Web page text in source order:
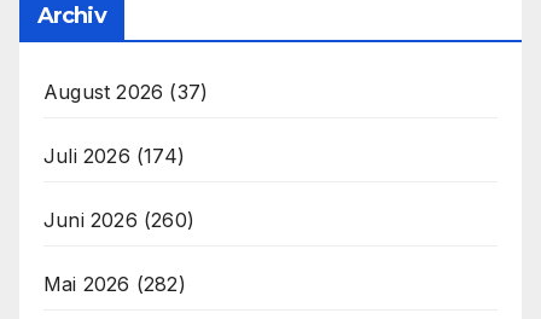
Archiv
August 2026 (37)
Juli 2026 (174)
Juni 2026 (260)
Mai 2026 (282)